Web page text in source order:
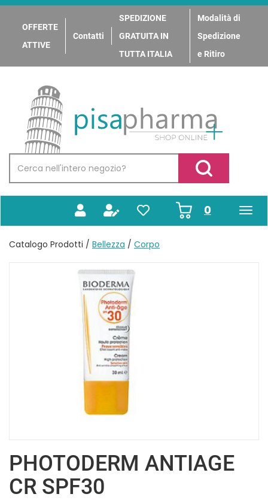
Passa
contenuto
principale
OFFERTE
ATTIVE
Contatti
SPEDIZIONE
GRATUITA IN
TUTTA ITALIA
Modalità di
Spedizione
e Ritiro
PisaPharma
Prodotto
Cerca Prodotto
0prodotti
inseriti
Catalogo Prodotti / Bellezza / Corpo
PHOTODERM ANTIAGE
CR SPF30